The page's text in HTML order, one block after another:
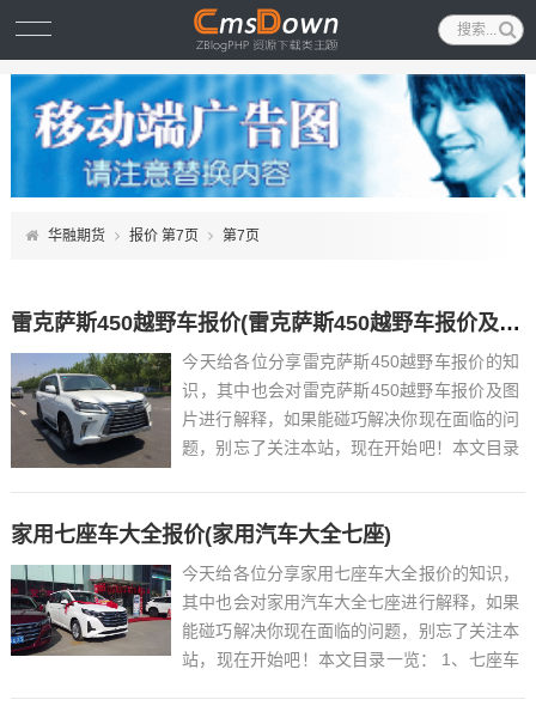
华融期货 报价 第7页 第7页
雷克萨斯450越野车报价(雷克萨斯450越野车报价及图片)
今天给各位分享雷克萨斯450越野车报价的知
识，其中也会对雷克萨斯450越野车报价及图
片进行解释，如果能碰巧解决你现在面临的问
题，别忘了关注本站，现在开始吧！本文目录
家用七座车大全报价(家用汽车大全七座)
今天给各位分享家用七座车大全报价的知识，
其中也会对家用汽车大全七座进行解释，如果
能碰巧解决你现在面临的问题，别忘了关注本
站，现在开始吧！本文目录一览： 1、七座车